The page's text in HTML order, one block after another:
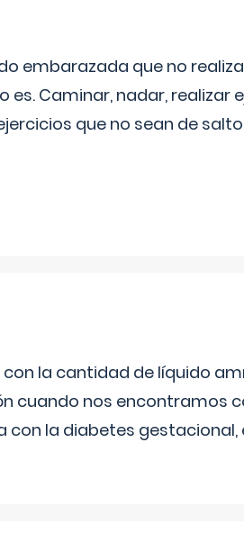
embarazada que no
Caminar, nadar, realizar
que no sean de
la cantidad de líquido
cuando nos encontramos
con la diabetes